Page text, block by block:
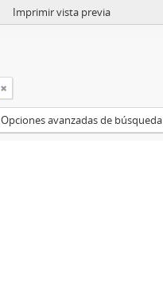
Imprimir vista previa
Opciones avanzadas de búsqueda